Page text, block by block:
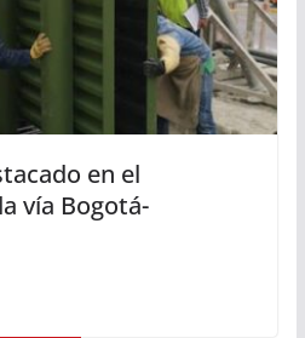
en el
vía Bogotá-